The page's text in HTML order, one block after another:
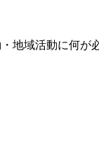
地域活動に何